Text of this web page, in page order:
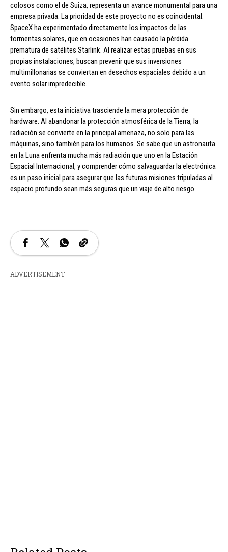
colosos como el de Suiza, representa un avance monumental para una
empresa privada. La prioridad de este proyecto no es coincidental:
SpaceX ha experimentado directamente los impactos de las
tormentas solares, que en ocasiones han causado la pérdida
prematura de satélites Starlink. Al realizar estas pruebas en sus
propias instalaciones, buscan prevenir que sus inversiones
multimillonarias se conviertan en desechos espaciales debido a un
evento solar impredecible.
Sin embargo, esta iniciativa trasciende la mera protección de
hardware. Al abandonar la protección atmosférica de la Tierra, la
radiación se convierte en la principal amenaza, no solo para las
máquinas, sino también para los humanos. Se sabe que un astronauta
en la Luna enfrenta mucha más radiación que uno en la Estación
Espacial Internacional, y comprender cómo salvaguardar la electrónica
es un paso inicial para asegurar que las futuras misiones tripuladas al
espacio profundo sean más seguras que un viaje de alto riesgo.
ADVERTISEMENT